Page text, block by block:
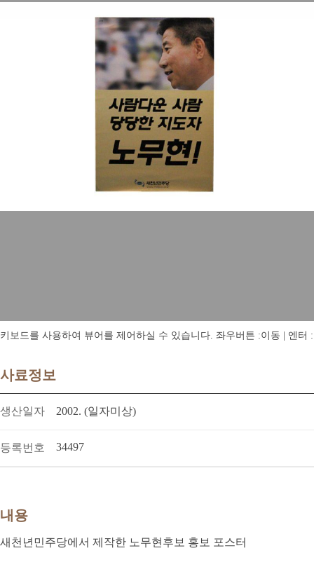
키보드를 사용하여 뷰어를 제어하실 수 있습니다. 좌우버튼 :이동 | 엔터
사료정보
생산일자 2002. (일자미상)
등록번호 34497
내용
새천년민주당에서 제작한 노무현후보 홍보 포스터